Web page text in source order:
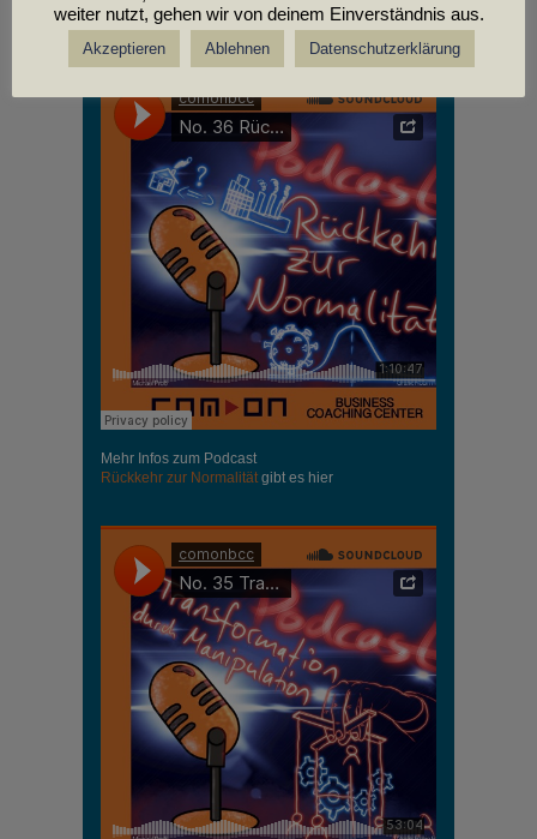
PODCASTS
Mehr Infos zum Podcast
Rückkehr zur Normalitätgibt es hier
weiter nutzt, gehen wir von deinem Einverständnis aus.
Akzeptieren Ablehnen Datenschutzerklärung